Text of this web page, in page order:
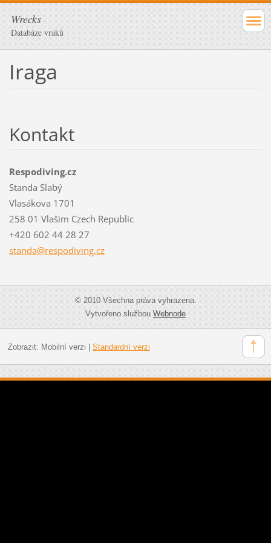
Wrecks
Databáze vraků
Iraga
Kontakt
Respodiving.cz
Standa Slabý
Vlasákova 1701
258 01 Vlašim Czech Republic
+420 602 44 28 27
standa@respodiving.cz
© 2010 Všechna práva vyhrazena.
Vytvořeno službouWebnode
Zobrazit: Mobilní verzi Standardní verzi